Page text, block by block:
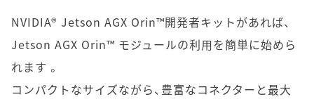
NVIDIA® Jetson AGX Orin™開発者キットがあれば、
Jetson AGX Orin™ モジュールの利用を簡単に始めら
れます 。
コンパクトなサイズながら、豊富なコネクターと最大